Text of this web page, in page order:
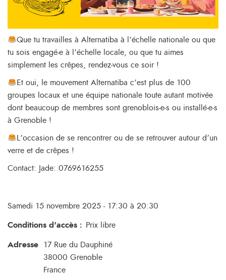
Que tu travailles à Alternatiba à l’échelle nationale ou que
tu sois engagé-e à l’échelle locale, ou que tu aimes
simplement les crêpes, rendez-vous ce soir !
Et oui, le mouvement Alternatiba c’est plus de 100
groupes locaux et une équipe nationale toute autant motivée
dont beaucoup de membres sont grenoblois-e-s ou installé-e-s
à Grenoble !
L’occasion de se rencontrer ou de se retrouver autour d’un
verre et de crêpes !
Contact: Jade: 0769616255
Samedi 15 novembre 2025 - 17:30 à 20:30
Conditions d'accès : Prix libre
Adresse
17 Rue du Dauphiné
38000 Grenoble
France